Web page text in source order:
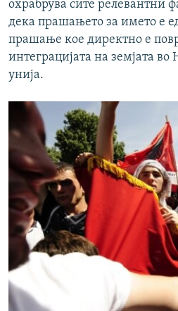
охрабрува сите релевантни
дека прашањето за името е
прашање кое директно е
интеграцијата на земјата
унија.